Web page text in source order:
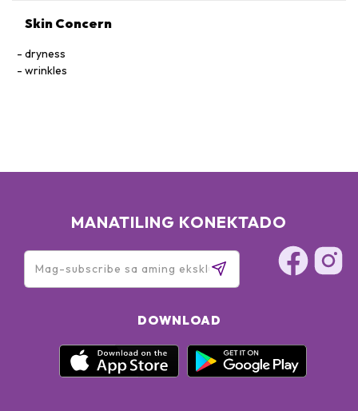
Skin Concern
dryness
wrinkles
MANATILING KONEKTADO
DOWNLOAD